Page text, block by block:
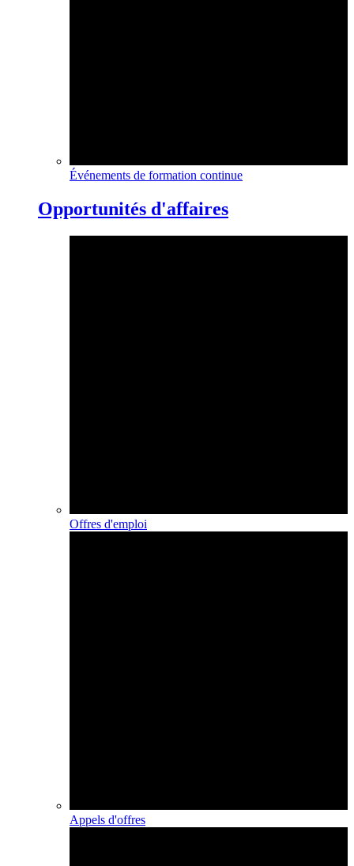
Événements de formation continue
Opportunités d'affaires
Offres d'emploi
Appels d'offres